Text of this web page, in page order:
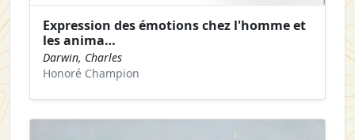
Expression des émotions chez l'homme et
les anima…
Darwin, Charles
Honoré Champion